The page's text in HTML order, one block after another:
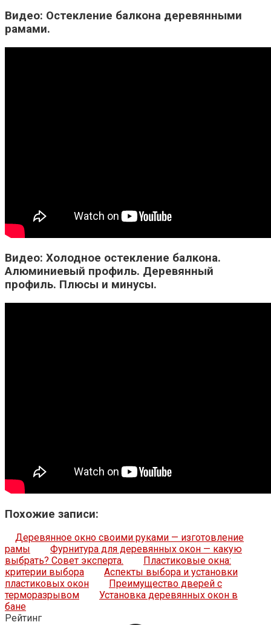
Видео: Остекление балкона деревянными
рамами.
Видео: Холодное остекление балкона.
Алюминиевый профиль. Деревянный
профиль. Плюсы и минусы.
Похожие записи:
Деревянное окно своими руками — изготовление
рамы
Фурнитура для деревянных окон — какую
выбрать? Совет эксперта.
Пластиковые окна:
критерии выбора
Аспекты выбора и установки
пластиковых окон
Преимущество дверей с
терморазрывом
Установка деревянных окон в
бане
Рейтинг